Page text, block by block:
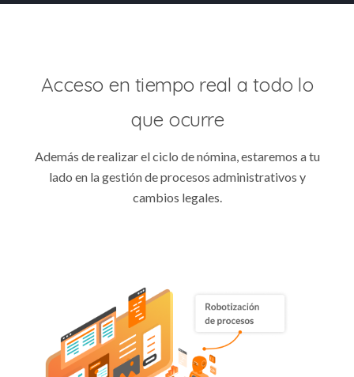
Acceso en tiempo real a todo lo
que ocurre
Además de realizar el ciclo de nómina, estaremos a tu
lado en la gestión de procesos administrativos y
cambios legales.